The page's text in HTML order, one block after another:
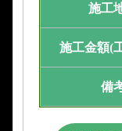
施工
施工金額(
備